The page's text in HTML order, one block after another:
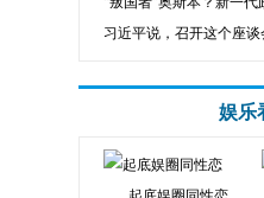
习近平说，召开这个座
娱乐